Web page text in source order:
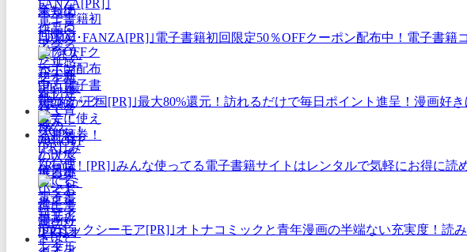
｢DMM･FANZA[PR]｣電子書籍初回限定50％OFFクーポン配布中！電子書籍
｢まんが王国[PR]｣最大80%還元！訪れるだけで毎日ポイント進呈！漫画好
｢Renta！[PR]｣みんな使ってる電子書籍サイトはレンタルで気軽にお得に読
｢コミックシーモア[PR]｣オトナコミックと青年漫画の半端ない充実度！読